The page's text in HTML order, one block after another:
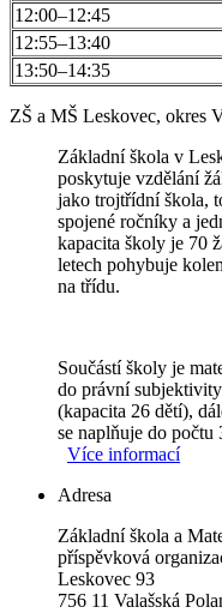
12:00–12:45
12:55–13:40
13:50–14:35
ZŠ a MŠ Leskovec, okres
Základní škola v
poskytuje vzdělání
jako trojtřídní škola,
spojené ročníky a
kapacita školy je 70
letech pohybuje
na třídu.
Součástí školy je
do právní
(kapacita 26 dětí),
se naplňuje do
Více informací
Adresa
Základní škola a
příspěvková
Leskovec 93
756 11 Valašská